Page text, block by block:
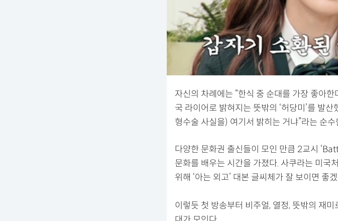
자신의 차례에는 “한식 중 순대를 가장 좋아
국 라이어로 밝혀지는 뜻밖의 ‘허당미’를 발
형수술 사실을) 여기서 밝히는 거냐”라는 순
다양한 문화권 출신들이 모인 만큼 2교시
문화를 배우는 시간을 가졌다. 사쿠라는 미국
위해 ‘아는 외고’ 대본 글씨체가 잘 보이면 좋
이렇듯 첫 방송부터 비주얼, 열정, 뜻밖의 재